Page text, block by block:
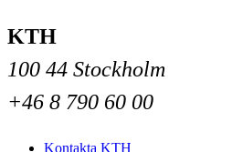
KTH
100 44 Stockholm
+46 8 790 60 00
Kontakta KTH